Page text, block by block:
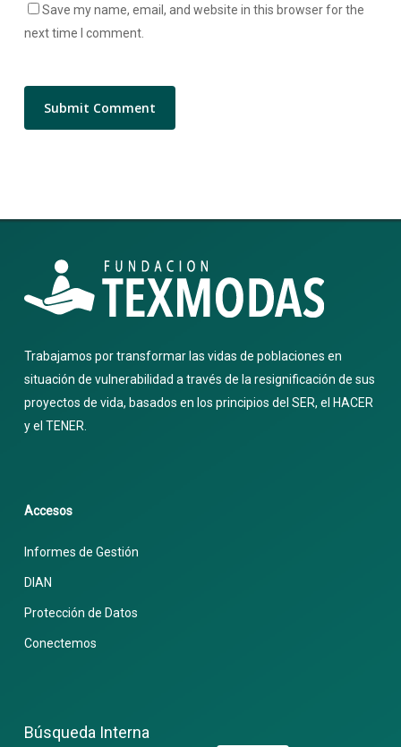
Save my name, email, and website in this browser for the
next time I comment.
Trabajamos por transformar las vidas de poblaciones en
situación de vulnerabilidad a través de la resignificación de sus
proyectos de vida, basados en los principios del SER, el HACER
y el TENER.
Accesos
Informes de Gestión
DIAN
Protección de Datos
Conectemos
Búsqueda Interna